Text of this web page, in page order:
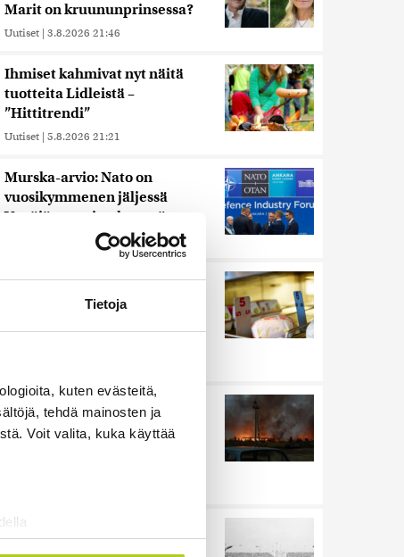
Tietoja
kuten evästeitä,
tehdä mainosten ja
Voit valita, kuka käyttää
Marit on kruununprinsessa?
Uutiset | 3.8.2026 21:46
Ihmiset kahmivat nyt näitä
tuotteita Lidleistä –
”Hittitrendi”
Uutiset | 5.8.2026 21:21
Murska-arvio: Nato on
vuosikymmenen jäljessä
Venäjän suorituskyvystä
5.8.2026 22:15
Nämä ihmiset sairastuvat
muita herkemmin sydän- ja
Ukrainan mukaan yhtään
Venäjän ohjusta ei kyetty
pudottamaan iskussa, jossa
Harva tajusi Hitlerin